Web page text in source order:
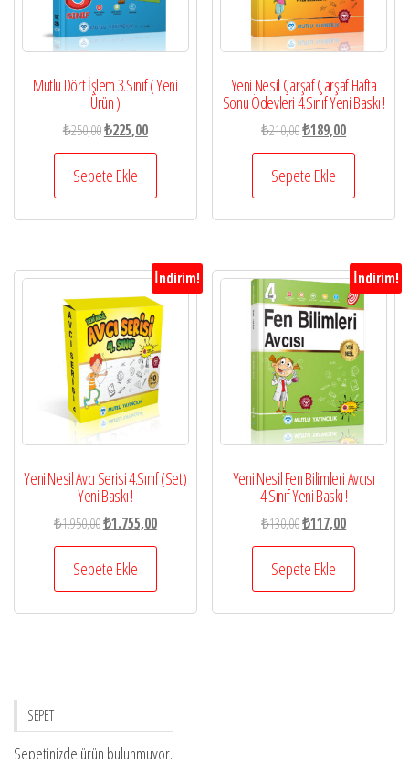
Mutlu Dört İşlem 3.Sınıf ( Yeni
Ürün )
₺250,00Orijinal
fiyat:
₺250,00.
₺225,00Şu
andaki
₺225,00.
Sepete Ekle
Yeni Nesil Çarşaf Çarşaf Hafta
Sonu Ödevleri 4.Sınıf Yeni Baskı !
₺210,00Orijinal
fiyat:
₺210,00.
₺189,00Şu
andaki
₺189,00.
Sepete Ekle
İndirim!
Yeni Nesil Avcı Serisi 4.Sınıf (Set)
Yeni Baskı !
₺1.950,00Orijinal
fiyat:
₺1.950,00.
₺1.755,00Şu
andaki
₺1.755,00.
Sepete Ekle
İndirim!
Yeni Nesil Fen Bilimleri Avcısı
4.Sınıf Yeni Baskı !
₺130,00Orijinal
fiyat:
₺130,00.
₺117,00Şu
andaki
₺117,00.
Sepete Ekle
SEPET
Sepetinizde ürün bulunmuyor.